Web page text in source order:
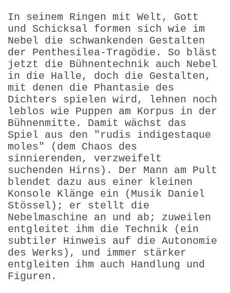
In seinem Ringen mit Welt, Gott
und Schicksal formen sich wie im
Nebel die schwankenden Gestalten
der Penthesilea-Tragödie. So bläst
jetzt die Bühnentechnik auch Nebel
in die Halle, doch die Gestalten,
mit denen die Phantasie des
Dichters spielen wird, lehnen noch
leblos wie Puppen am Korpus in der
Bühnenmitte. Damit wächst das
Spiel aus den "rudis indigestaque
moles" (dem Chaos des
sinnierenden, verzweifelt
suchenden Hirns). Der Mann am Pult
blendet dazu aus einer kleinen
Konsole Klänge ein (Musik Daniel
Stössel); er stellt die
Nebelmaschine an und ab; zuweilen
entgleitet ihm die Technik (ein
subtiler Hinweis auf die Autonomie
des Werks), und immer stärker
entgleiten ihm auch Handlung und
Figuren.